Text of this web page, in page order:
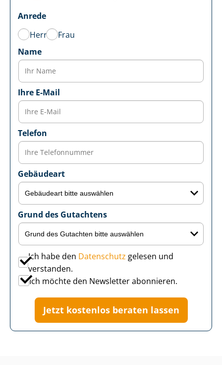
Anrede
Herr
Frau
Name
Ihre E-Mail
Telefon
Gebäudeart
Grund des Gutachtens
Ich habe den Datenschutz gelesen und
verstanden.
Ich möchte den Newsletter abonnieren.
Jetzt kostenlos beraten lassen